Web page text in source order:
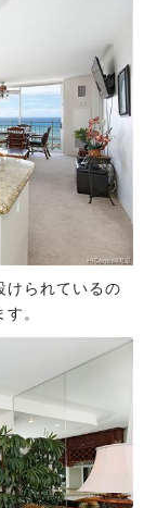
けられているの
。